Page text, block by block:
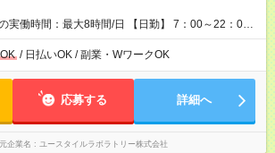
実働時間：最大8時間/日 【日勤】 7：00～22：00
（休憩時間は法定通り） ※週1日～OK ／ 夜勤
曜日勤務）
/ 日払いOK / 副業・WワークOK
応募する 詳細へ
企業名 ユースタイルラボラトリー株式会社